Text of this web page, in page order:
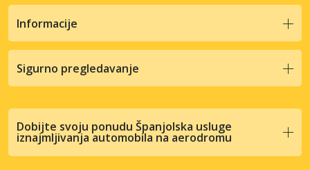
Informacije
Sigurno pregledavanje
Dobijte svoju ponudu Španjolska usluge
iznajmljivanja automobila na aerodromu